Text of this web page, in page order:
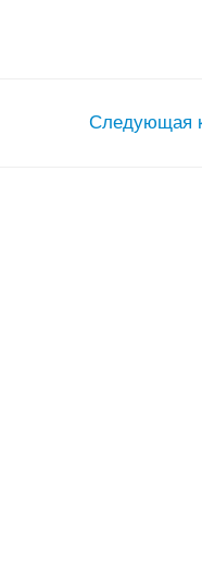
Следующая